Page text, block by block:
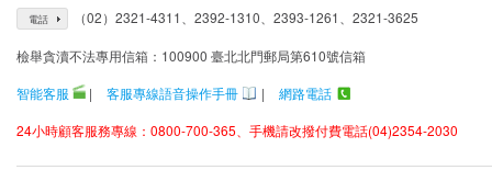
電話 （02）2321-4311、2392-1310、2393-1261、2321-3625
檢舉貪瀆不法專用信箱：100900 臺北北門郵局第610號信箱
智能客服
| 客服專線語音操作手冊 |
網路電話
24小時顧客服務專線：0800-700-365、手機請改撥付費電話(04)2354-2030